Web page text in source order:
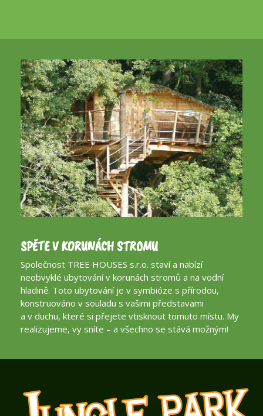
SPĚTE V KORUNÁCH STROMU
Společnost TREE HOUSES s.r.o. staví a nabízí
neobvyklé ubytování v korunách stromů a na vodní
hladině. Toto ubytování je v symbióze s přírodou,
konstruováno v souladu s vašimi představami
a v duchu, které si přejete vtisknout tomuto místu. My
realizujeme, vy sníte – a všechno se stává možným!